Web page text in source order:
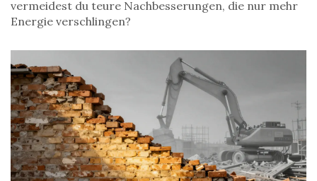
vermeidest du teure Nachbesserungen, die nur mehr
Energie verschlingen?